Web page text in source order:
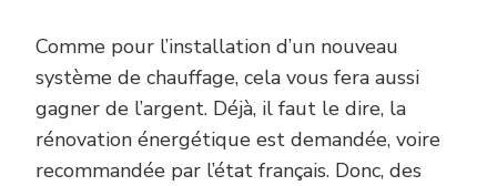
Comme pour l’installation d’un nouveau
système de chauffage, cela vous fera aussi
gagner de l’argent. Déjà, il faut le dire, la
rénovation énergétique est demandée, voire
recommandée par l’état français. Donc, des